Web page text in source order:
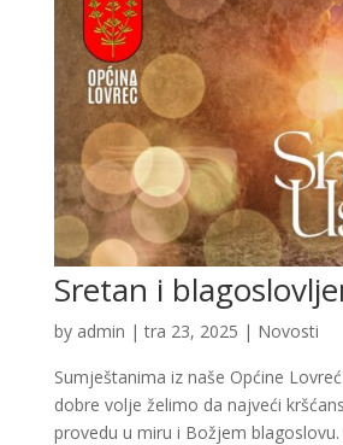
Sretan i
by admin |tra 23, 2025 | Novosti
Sumještanima iz naše Općine
dobre volje želimo da najveći
provedu u miru i Božjem blagoslovu.